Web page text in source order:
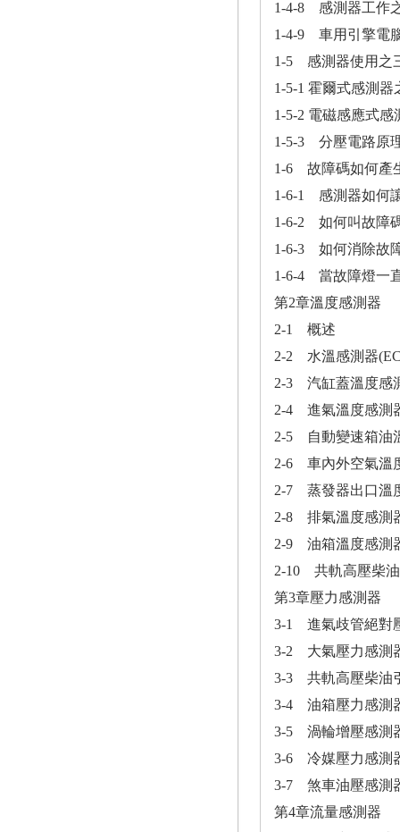
1-4-8 感測器工作
1-4-9 車用引擎電
1-5 感測器使用之
1-5-1 霍爾式感測
1-5-2 電磁感應式
1-5-3 分壓電路原
1-6 故障碼如何產
1-6-1 感測器如何
1-6-2 如何叫故障
1-6-3 如何消除故
1-6-4 當故障燈一
第2章溫度感測器
2-1 概述
2-2 水溫感測器
2-3 汽缸蓋溫度感
2-4 進氣溫度感測
2-5 自動變速箱油
2-6 車內外空氣溫
2-7 蒸發器出口溫
2-8 排氣溫度感測
2-9 油箱溫度感測
2-10 共軌高壓柴
第3章壓力感測器
3-1 進氣歧管絕對
3-2 大氣壓力感測
3-3 共軌高壓柴油
3-4 油箱壓力感測
3-5 渦輪增壓感測
3-6 冷媒壓力感測
3-7 煞車油壓感測
第4章流量感測器